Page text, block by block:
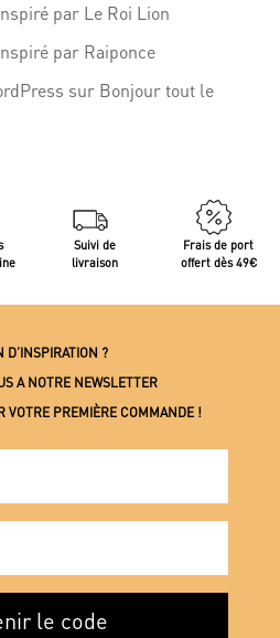
par Le Roi Lion
par Raiponce
sur Bonjour tout le
Suivi de
livraison
Frais de port
offert dès 49€
D’INSPIRATION ?
A NOTRE NEWSLETTER
VOTRE PREMIÈRE COMMANDE !
le code